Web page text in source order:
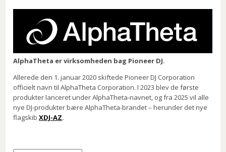
AlphaTheta er virksomheden bag Pioneer DJ.
Allerede den 1. januar 2020 skiftede Pioneer DJ Corporation
officielt navn til AlphaTheta Corporation. I 2023 blev de første
produkter lanceret under AlphaTheta-navnet, og fra 2025 vil alle
nye DJ-produkter bære AlphaTheta-brandet – herunder det nye
flagskibXDJ-AZ.